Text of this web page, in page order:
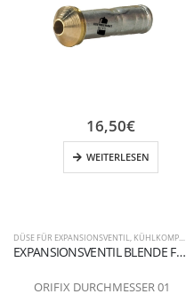
DÜSE FÜR EXPANSIONSVENTIL KÜHLKOMPONENTEN
EXPANSIONSVENTIL BLENDE FLANSCHANSCHLUSS 01
ORIFIX DURCHMESSER 01
16,50€
WEITERLESEN